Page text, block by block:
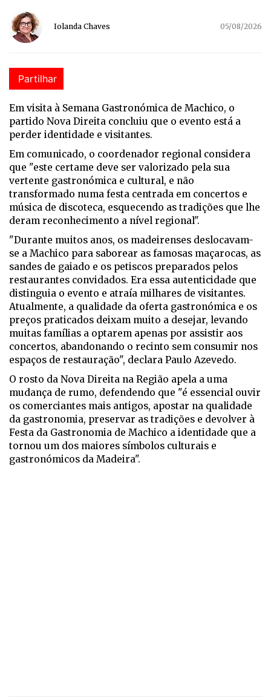
Iolanda Chaves 05/08/2026
Partilhar
Em visita à Semana Gastronómica de Machico, o
partido Nova Direita concluiu que o evento está a
perder identidade e visitantes.
Em comunicado, o coordenador regional considera
que "este certame deve ser valorizado pela sua
vertente gastronómica e cultural, e não
transformado numa festa centrada em concertos e
música de discoteca, esquecendo as tradições que lhe
deram reconhecimento a nível regional".
"Durante muitos anos, os madeirenses deslocavam-
se a Machico para saborear as famosas maçarocas, as
sandes de gaiado e os petiscos preparados pelos
restaurantes convidados. Era essa autenticidade que
distinguia o evento e atraía milhares de visitantes.
Atualmente, a qualidade da oferta gastronómica e os
preços praticados deixam muito a desejar, levando
muitas famílias a optarem apenas por assistir aos
concertos, abandonando o recinto sem consumir nos
espaços de restauração", declara Paulo Azevedo.
O rosto da Nova Direita na Região apela a uma
mudança de rumo, defendendo que "é essencial ouvir
os comerciantes mais antigos, apostar na qualidade
da gastronomia, preservar as tradições e devolver à
Festa da Gastronomia de Machico a identidade que a
tornou um dos maiores símbolos culturais e
gastronómicos da Madeira".